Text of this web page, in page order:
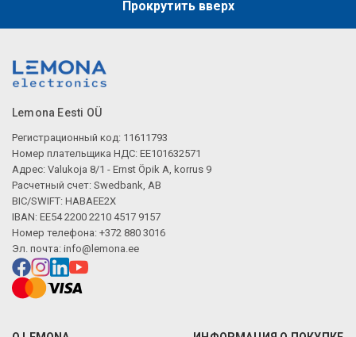
Прокрутить вверх
Lemona Eesti OÜ
Регистрационный код: 11611793
Номер плательщика НДС: EE101632571
Адрес: Valukoja 8/1 - Ernst Öpik A, korrus 9
Расчетный счет: Swedbank, AB
BIC/SWIFT: HABAEE2X
IBAN: EE54 2200 2210 4517 9157
Номер телефона: +372 880 3016
Эл. почта: info@lemona.ee